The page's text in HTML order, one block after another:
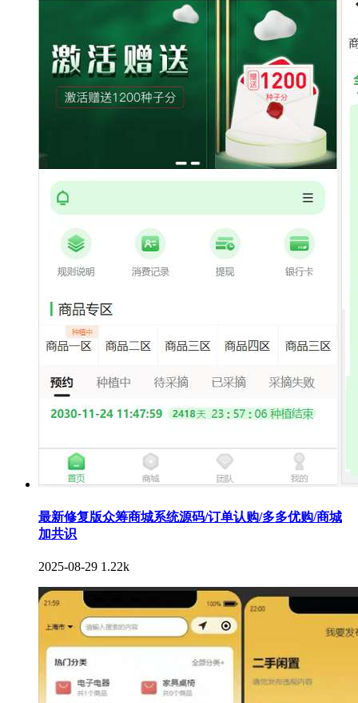
最新修复版众筹商城系统源码/订单认购/多多优购/商城
加共识
2025-08-29 1.22k